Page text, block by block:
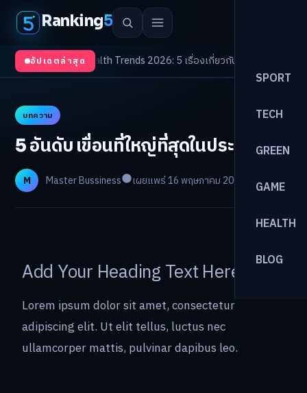
Ranking5
SPORT
TECH
GREEN
GAME
HEALTH
BLOG
อัปเดตล่าสุด
องจับตา/Health Trends 2026: 5 เรื่องเกี่ยวกับการแพทย์ที่ควรรู้
บทความ
5 อันดับ เขื่อนที่ใหญ่ที่สุดในประเทศไทย
M Master Bussiness เผยแพร่ 16 พฤษภาคม 2025 อ่าน 1 นาที
Add Your Heading Text Here
Lorem ipsum dolor sit amet, consectetur
adipiscing elit. Ut elit tellus, luctus nec
ullamcorper mattis, pulvinar dapibus leo.